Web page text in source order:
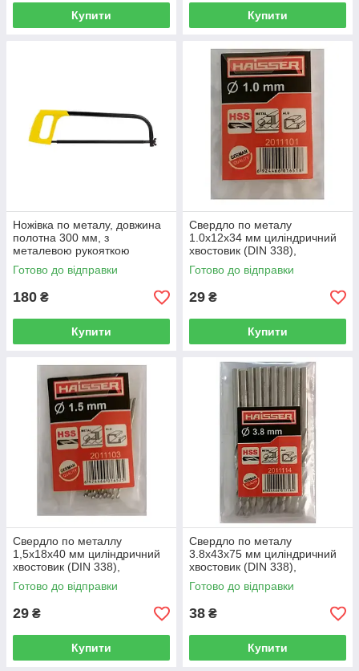
Купити Купити
Ножівка по металу, довжина
полотна 300 мм, з
металевою рукояткою
Barracuda Sigma 4402121
Готово до відправки
180 ₴
Купити
Свердло по металу
1.0х12х34 мм циліндричний
хвостовик (DIN 338),
HAISSER
(HS101001/2011101) 15831
Готово до відправки
29 ₴
Купити
Свердло по металлу
1,5х18х40 мм циліндричний
хвостовик (DIN 338),
HAISSER
(HS101002/2011103) 15832
Готово до відправки
29 ₴
Купити
Свердло по металу
3.8х43х75 мм циліндричний
хвостовик (DIN 338),
HAISSER
(HS101009/2011114) 15839
Готово до відправки
38 ₴
Купити